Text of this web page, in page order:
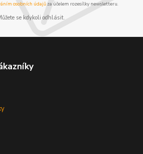
osobních údajůza účelem rozesílky newsletteru.
se kdykoli odhlásit.